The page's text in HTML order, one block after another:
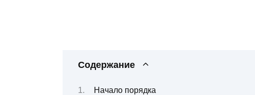
Содержание
Начало порядка